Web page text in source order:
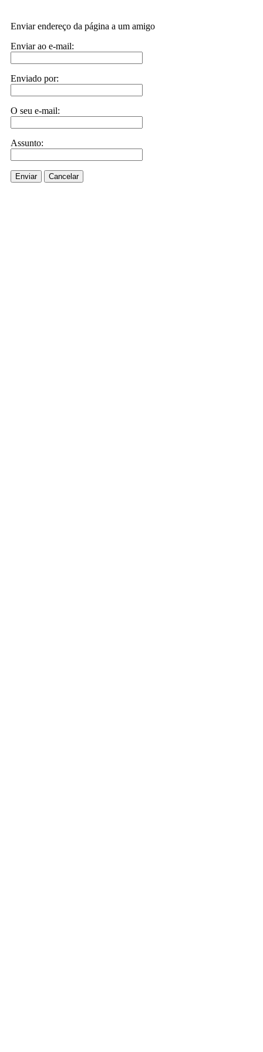
Enviar endereço da página a um amigo
Enviar ao e-mail:
Enviado por:
O seu e-mail:
Assunto:
Enviar Cancelar